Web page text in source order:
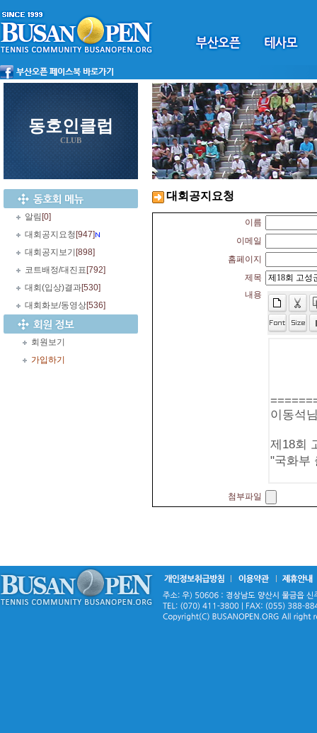
동호인클럽
CLUB
알림 [0]
대회공지요청 [947]
대회공지보기 [898]
코트배정/대진표 [792]
대회(입상)결과[530]
대회화보/동영상[536]
회원보기
가입하기
대회공지요청
이름
이메일
홈페이지
제목
내용
첨부파일